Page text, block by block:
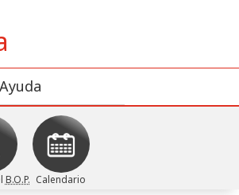
Ayuda
B.O.P. Calendario